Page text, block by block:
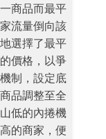
商品而最平
流量倒向該
選擇了最平
價格，以爭
制，設定底
品調整至全
低的內捲機
的商家，便